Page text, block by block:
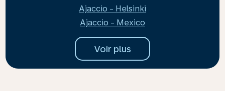
Ajaccio - Helsinki
Ajaccio - Mexico
Voir plus